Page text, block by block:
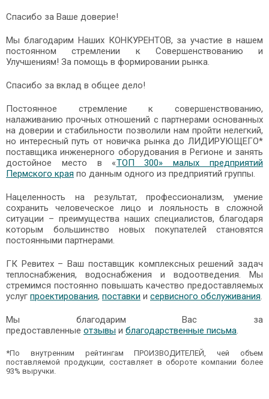
Спасибо за Ваше доверие!
Мы благодарим Наших КОНКУРЕНТОВ, за участие в нашем
постоянном стремлении к Совершенствованию и
Улучшениям! За помощь в формировании рынка.
Спасибо за вклад в общее дело!
Постоянное стремление к совершенствованию,
налаживанию прочных отношений с партнерами основанных
на доверии и стабильности позволили нам пройти нелегкий,
но интересный путь от новичка рынка до ЛИДИРУЮЩЕГО*
поставщика инженерного оборудования в Регионе и занять
достойное место в «ТОП 300» малых предприятий
Пермского края по данным одного из предприятий группы.
Нацеленность на результат, профессионализм, умение
сохранить человеческое лицо и лояльность в сложной
ситуации – преимущества наших специалистов, благодаря
которым большинство новых покупателей становятся
постоянными партнерами.
ГК Ревитех – Ваш поставщик комплексных решений задач
теплоснабжения, водоснабжения и водоотведения. Мы
стремимся постоянно повышать качество предоставляемых
услуг проектирования, поставки и сервисного обслуживания.
Мы благодарим Вас за
предоставленные отзывы и благодарственные письма.
*По внутренним рейтингам ПРОИЗВОДИТЕЛЕЙ, чей объем
поставляемой продукции, составляет в обороте компании более
93% выручки.